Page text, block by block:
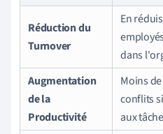
Réduction du
Turnover
En
dans
Augmentation
de la
Productivité
Moins
conflits
aux